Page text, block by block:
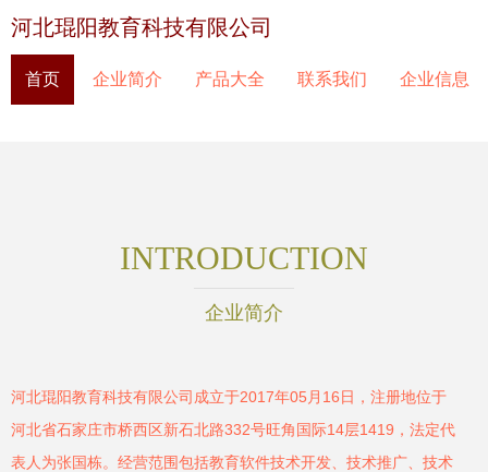
河北琨阳教育科技有限公司
首页 企业简介 产品大全 联系我们 企业信息
INTRODUCTION
企业简介
河北琨阳教育科技有限公司成立于2017年05月16日，注册地位于
河北省石家庄市桥西区新石北路332号旺角国际14层1419，法定代
表人为张国栋。经营范围包括教育软件技术开发、技术推广、技术